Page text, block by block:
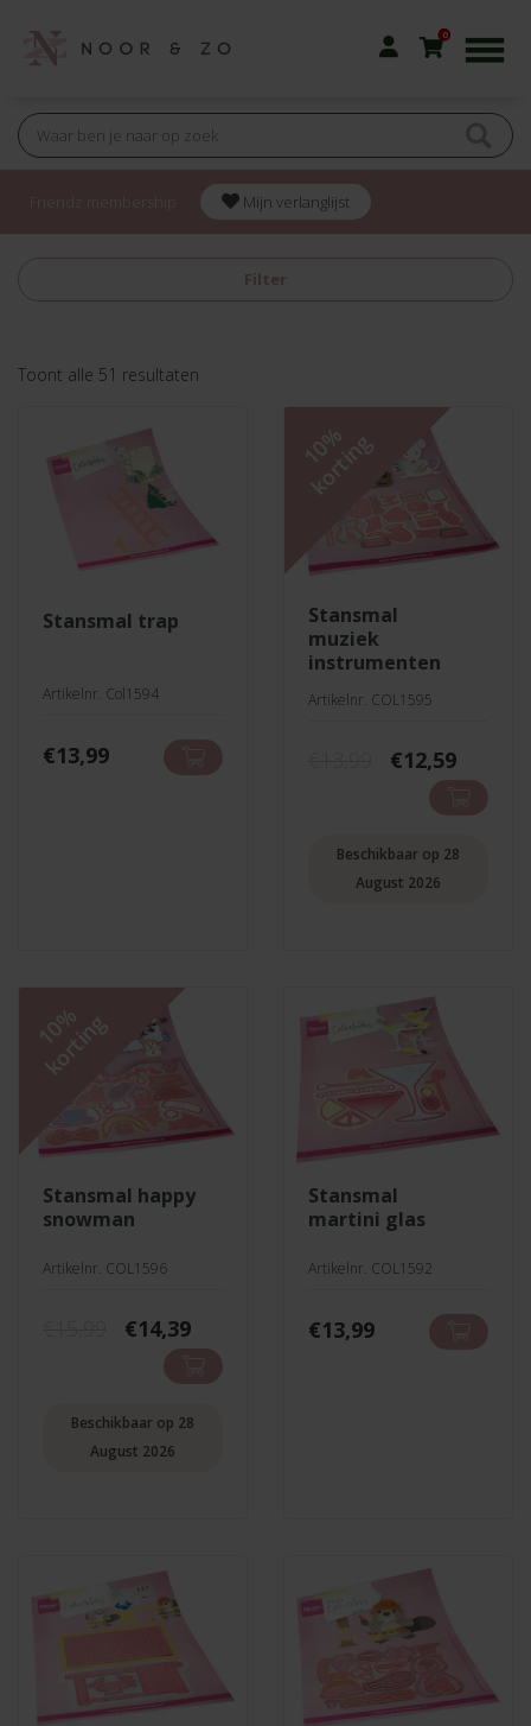
0
Mijn verlanglijst
Filter
Toont alle 51 resultaten
stansmal trap
Artikelnr. Col1594
€13,99
10%
korting
stansmal
muziek
instrumenten
Artikelnr. COL1595
prijs
was:
€13,99.
€12,59
prijs
is:
€12,59.
Beschikbaar op 28
August 2026
10%
korting
stansmal happy
snowman
Artikelnr. COL1596
Oorspronkelijke
prijs
was:
€15,99.
€14,39Huidige
prijs
is:
€14,39.
Beschikbaar op 28
August 2026
stansmal
martini glas
Artikelnr. COL1592
€13,99